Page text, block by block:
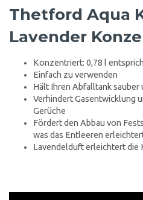
Thetford Aqua
Lavender
Konzentriert: 0,78 l
Einfach zu verwenden
Hält Ihren Abfalltank sauber
Verhindert Gasentwicklung
Gerüche
Fördert den Abbau von
was das Entleeren
Lavendelduft erleichtert die